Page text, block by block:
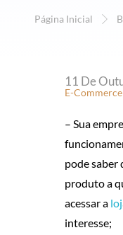
Página Inicial
P
R
Q
U
11 De
E-Commerce
– Sua
pode saber
produto a
acessar a
interesse;